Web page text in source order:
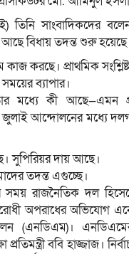
তিনি সাংবাদিকদের
আছে বিধায় তদন্ত শুরু
করছে। প্রাথমিক
ব্যাপার।
মধ্যে কী আছে—এমন
আন্দোলনের মধ্যে
সুপিরিয়র দায় আছে।
তদন্ত এগুচ্ছে।
সময় রাজনৈতিক দল
অপরাধের অভিযোগ
(এনডিএম)।
প্রতিমন্ত্রী ববি হাজ্জাজ।